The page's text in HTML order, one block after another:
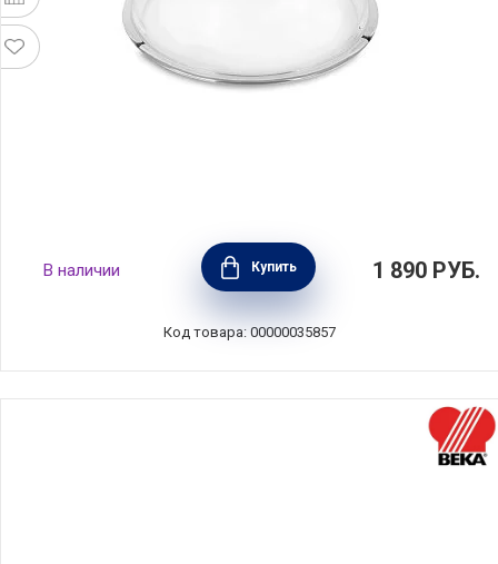
Крышка стеклянная 20 см, Olympia, Италия,
92.20
В наличии Купить 1 890 РУБ.
Код товара: 00000035857